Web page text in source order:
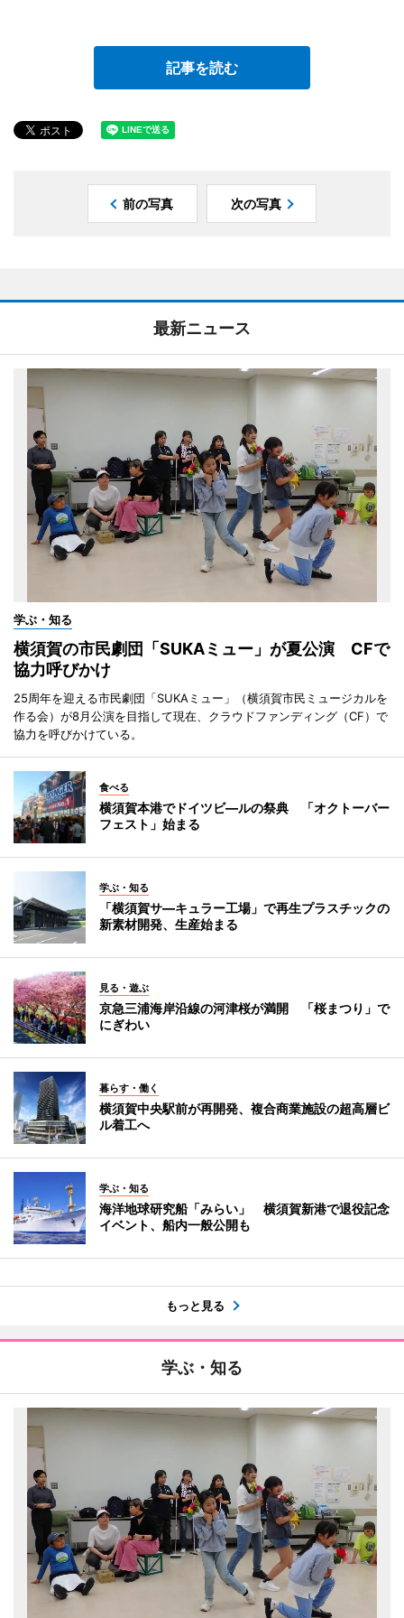
記事を読む
前の写真 次の写真
最新ニュース
学ぶ・知る
横須賀の市民劇団「SUKAミュー」が夏公演 CFで
協力呼びかけ
25周年を迎える市民劇団「SUKAミュー」（横須賀市民ミュージカルを
作る会）が8月公演を目指して現在、クラウドファンディング（CF）で
協力を呼びかけている。
食べる
横須賀本港でドイツビ―ルの祭典 「オクトーバー
フェスト」始まる
学ぶ・知る
「横須賀サ―キュラー工場」で再生プラスチックの
新素材開発、生産始まる
見る・遊ぶ
京急三浦海岸沿線の河津桜が満開 「桜まつり」で
にぎわい
暮らす・働く
横須賀中央駅前が再開発、複合商業施設の超高層ビ
ル着工へ
学ぶ・知る
海洋地球研究船「みらい」 横須賀新港で退役記念
イベント、船内一般公開も
もっと見る
学ぶ・知る